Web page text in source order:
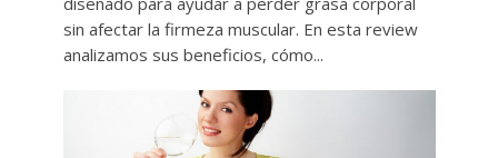
sin afectar la firmeza muscular. En esta review
analizamos sus beneficios, cómo...